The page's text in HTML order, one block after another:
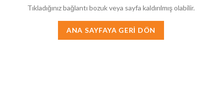
Tıkladığınız bağlantı bozuk veya sayfa kaldırılmış olabilir.
ANA SAYFAYA GERI DÖN